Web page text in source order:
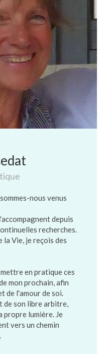
nous venus
depuis
recherches.
la Vie, je reçois des
en pratique ces
mon prochain, afin
de l'amour de soi.
de son libre arbitre,
propre lumière. Je
vers un chemin